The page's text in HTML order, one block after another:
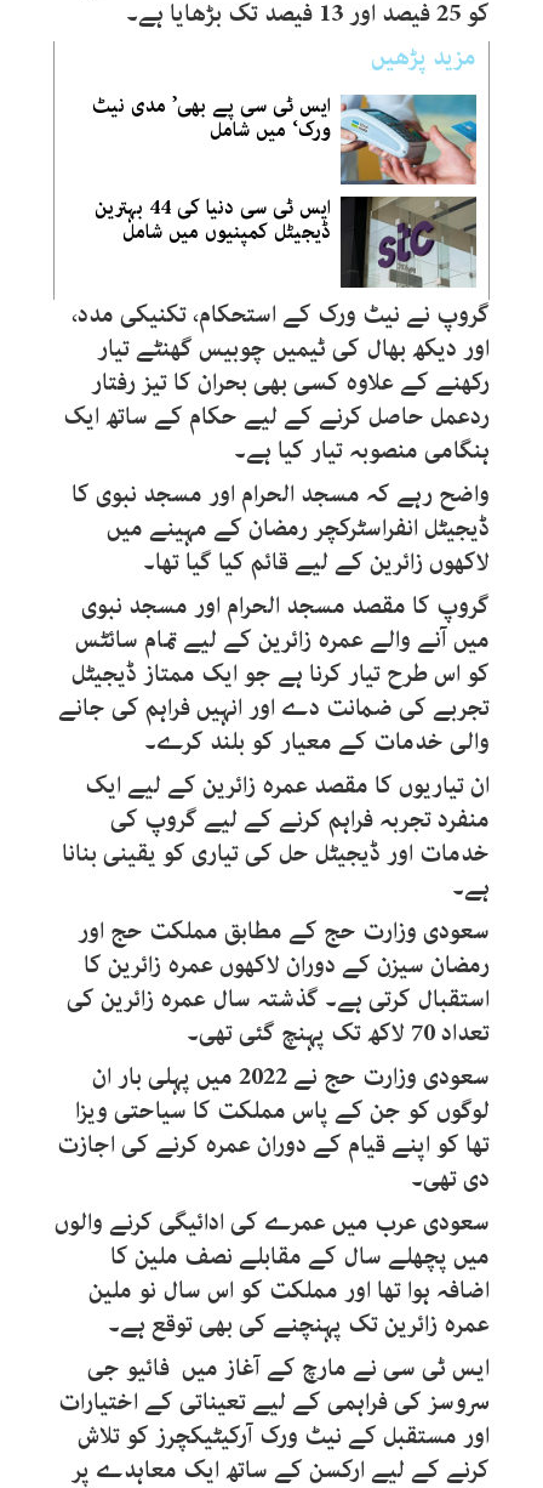
کو 25 فیصد اور 13 فیصد تک بڑھایا ہے۔
مزید پڑھیں
ایس ٹی سی پے بھی’ مدی نیٹ
ورک‘ میں شامل
ایس ٹی سی دنیا کی 44 بہترین
ڈیجیٹل کمپنیوں میں شامل
گروپ نے نیٹ ورک کے استحکام، تکنیکی مدد،
اور دیکھ بھال کی ٹیمیں چوبیس گھنٹے تیار
رکھنے کے علاوہ کسی بھی بحران کا تیز رفتار
ردعمل حاصل کرنے کے لیے حکام کے ساتھ ایک
ہنگامی منصوبہ تیار کیا ہے۔
واضح رہے کہ مسجد الحرام اور مسجد نبوی کا
ڈیجیٹل انفراسٹرکچر رمضان کے مہینے میں
لاکھوں زائرین کے لیے قائم کیا گیا تھا۔
گروپ کا مقصد مسجد الحرام اور مسجد نبوی
میں آنے والے عمرہ زائرین کے لیے تمام سائٹس
کو اس طرح تیار کرنا ہے جو ایک ممتاز ڈیجیٹل
تجربے کی ضمانت دے اور انہیں فراہم کی جانے
والی خدمات کے معیار کو بلند کرے۔
ان تیاریوں کا مقصد عمرہ زائرین کے لیے ایک
منفرد تجربہ فراہم کرنے کے لیے گروپ کی
خدمات اور ڈیجیٹل حل کی تیاری کو یقینی بنانا
ہے۔
سعودی وزارت حج کے مطابق مملکت حج اور
رمضان سیزن کے دوران لاکھوں عمرہ زائرین کا
استقبال کرتی ہے۔ گذشتہ سال عمرہ زائرین کی
تعداد 70 لاکھ تک پہنچ گئی تھی۔
سعودی وزارت حج نے 2022 میں پہلی بار ان
لوگوں کو جن کے پاس مملکت کا سیاحتی ویزا
تھا کو اپنے قیام کے دوران عمرہ کرنے کی اجازت
دی تھی۔
سعودی عرب میں عمرے کی ادائیگی کرنے والوں
میں پچھلے سال کے مقابلے نصف ملین کا
اضافہ ہوا تھا اور مملکت کو اس سال نو ملین
عمرہ زائرین تک پہنچنے کی بھی توقع ہے۔
ایس ٹی سی نے مارچ کے آغاز میں فائیو جی
سروسز کی فراہمی کے لیے تعیناتی کے اختیارات
اور مستقبل کے نیٹ ورک آرکیٹیکچرز کو تلاش
کرنے کے لیے ارکسن کے ساتھ ایک معاہدے پر